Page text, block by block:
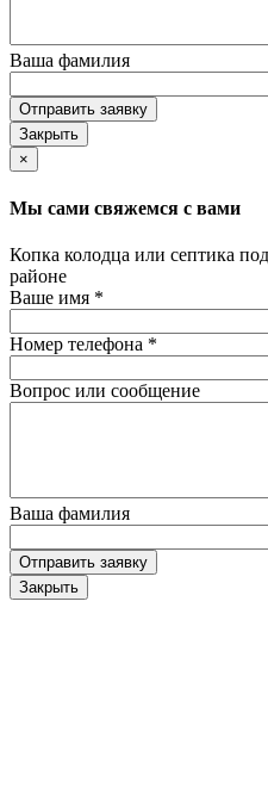
Ваша фамилия
Отправить заявку
Закрыть
×
Мы сами свяжемся с вами
Копка колодца или септика
районе
Ваше имя *
Номер телефона *
Вопрос или сообщение
Ваша фамилия
Отправить заявку
Закрыть